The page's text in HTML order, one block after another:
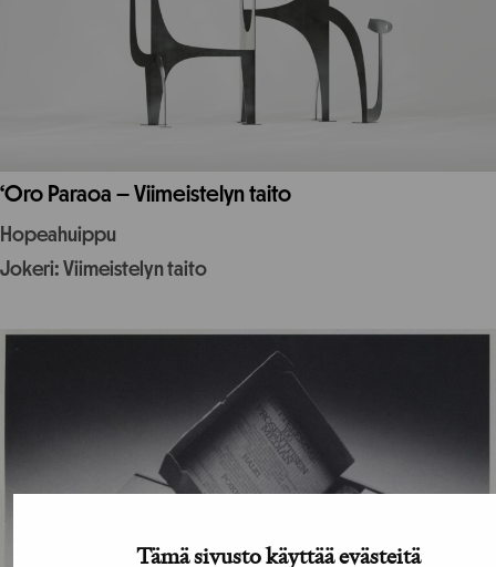
Tämä sivusto käyttää evästeitä
‘Oro Paraoa – Viimeistelyn taito
Hopeahuippu
Jokeri: Viimeistelyn taito